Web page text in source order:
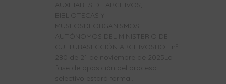
AUXILIARES DE ARCHIVOS,
BIBLIOTECAS Y
MUSEOSDEORGANISMOS
AUTÓNOMOS DEL MINISTERIO DE
CULTURASECCIÓN ARCHIVOSBOE nº
280 de 21 de noviembre de 2025La
fase de oposición del proceso
selectivo estará forma...